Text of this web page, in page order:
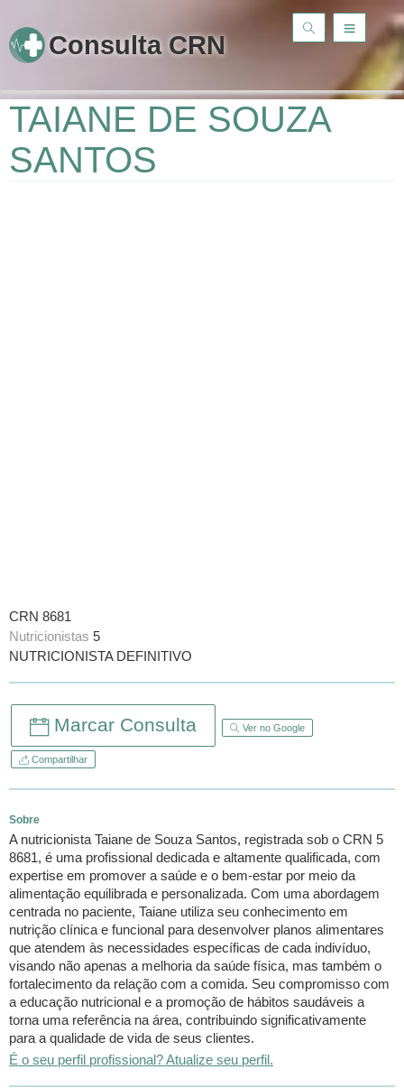
Consulta CRN
TAIANE DE SOUZA
SANTOS
CRN 8681
Nutricionistas 5
NUTRICIONISTA DEFINITIVO
Marcar Consulta Ver no Google
Compartilhar
Sobre
A nutricionista Taiane de Souza Santos, registrada sob o CRN 5
8681, é uma profissional dedicada e altamente qualificada, com
expertise em promover a saúde e o bem-estar por meio da
alimentação equilibrada e personalizada. Com uma abordagem
centrada no paciente, Taiane utiliza seu conhecimento em
nutrição clínica e funcional para desenvolver planos alimentares
que atendem às necessidades específicas de cada indivíduo,
visando não apenas a melhoria da saúde física, mas também o
fortalecimento da relação com a comida. Seu compromisso com
a educação nutricional e a promoção de hábitos saudáveis a
torna uma referência na área, contribuindo significativamente
para a qualidade de vida de seus clientes.
É o seu perfil profissional? Atualize seu perfil.